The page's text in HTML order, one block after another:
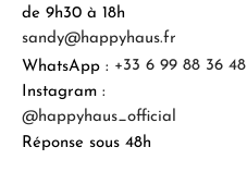
de 9h30 à 18h
sandy@happyhaus.fr
WhatsApp : +33 6 99 88 36 48
Instagram :
@happyhaus_official
Réponse sous 48h